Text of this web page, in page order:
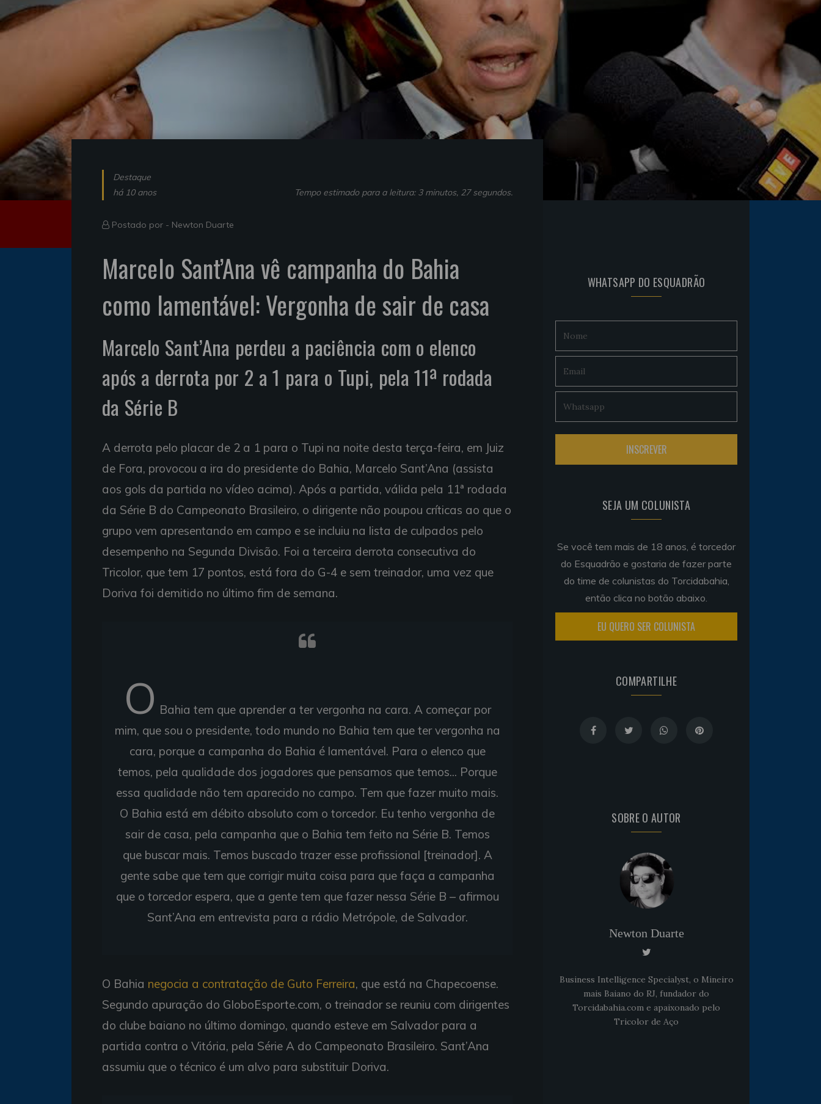
Destaque
há 10 anos
Tempo estimado para a leitura: 3 minutos, 27 segundos.
Postado por - Newton Duarte
Marcelo Sant’Ana vê campanha do Bahia
como lamentável: Vergonha de sair de casa
Marcelo Sant’Ana perdeu a paciência com o elenco
após a derrota por 2 a 1 para o Tupi, pela 11ª rodada
da Série B
A derrota pelo placar de 2 a 1 para o Tupi na noite desta terça-feira, em Juiz
de Fora, provocou a ira do presidente do Bahia, Marcelo Sant’Ana (assista
aos gols da partida no vídeo acima). Após a partida, válida pela 11ª rodada
da Série B do Campeonato Brasileiro, o dirigente não poupou críticas ao que o
grupo vem apresentando em campo e se incluiu na lista de culpados pelo
desempenho na Segunda Divisão. Foi a terceira derrota consecutiva do
Tricolor, que tem 17 pontos, está fora do G-4 e sem treinador, uma vez que
Doriva foi demitido no último fim de semana.
O Bahia tem que aprender a ter vergonha na cara. A começar por
mim, que sou o presidente, todo mundo no Bahia tem que ter vergonha na
cara, porque a campanha do Bahia é lamentável. Para o elenco que
temos, pela qualidade dos jogadores que pensamos que temos... Porque
essa qualidade não tem aparecido no campo. Tem que fazer muito mais.
O Bahia está em débito absoluto com o torcedor. Eu tenho vergonha de
sair de casa, pela campanha que o Bahia tem feito na Série B. Temos
que buscar mais. Temos buscado trazer esse profissional [treinador]. A
gente sabe que tem que corrigir muita coisa para que faça a campanha
que o torcedor espera, que a gente tem que fazer nessa Série B – afirmou
Sant’Ana em entrevista para a rádio Metrópole, de Salvador.
O Bahia negocia a contratação de Guto Ferreira, que está na Chapecoense.
Segundo apuração do GloboEsporte.com, o treinador se reuniu com dirigentes
do clube baiano no último domingo, quando esteve em Salvador para a
partida contra o Vitória, pela Série A do Campeonato Brasileiro. Sant’Ana
assumiu que o técnico é um alvo para substituir Doriva.
WHATSAPP DO ESQUADRÃO
SEJA UM COLUNISTA
Se você tem mais de 18 anos, é torcedor
do Esquadrão e gostaria de fazer parte
do time de colunistas do Torcidabahia,
então clica no botão abaixo.
EU QUERO SER COLUNISTA
COMPARTILHE
SOBRE O AUTOR
Newton Duarte
Business Intelligence Specialyst, o Mineiro
mais Baiano do RJ, fundador do
Torcidabahia.com e apaixonado pelo
Tricolor de Aço